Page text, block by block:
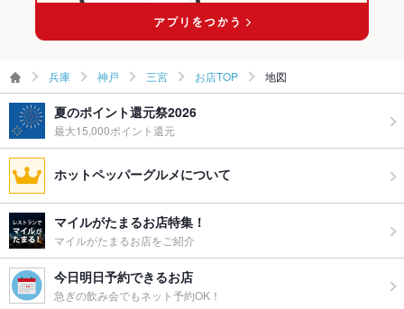
兵庫 神戸 三宮 お店TOP 地図
夏のポイント還元祭2026
最大15,000ポイント還元
ホットペッパーグルメについて
マイルがたまるお店特集！
マイルがたまるお店をご紹介
今日明日予約できるお店
急ぎの飲み会でもネット予約OK！